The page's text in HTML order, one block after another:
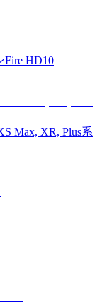
Fire HD10
Max, XR, Plus系